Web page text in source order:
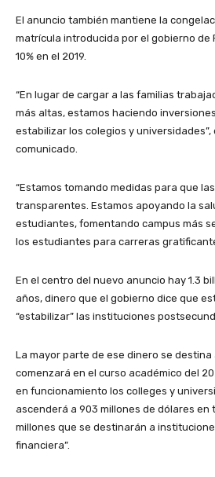
El anuncio también mantiene la
matrícula introducida por el gobierno de
10% en el 2019.
“En lugar de cargar a las familias
más altas, estamos haciendo
estabilizar los colegios y universidades”,
comunicado.
“Estamos tomando medidas para que
transparentes. Estamos apoyando la
estudiantes, fomentando campus más
los estudiantes para carreras
En el centro del nuevo anuncio hay 1.3
años, dinero que el gobierno dice que
“estabilizar” las instituciones
La mayor parte de ese dinero se
comenzará en el curso académico del
en funcionamiento los colleges y
ascenderá a 903 millones de dólares en
millones que se destinarán a
financiera”.